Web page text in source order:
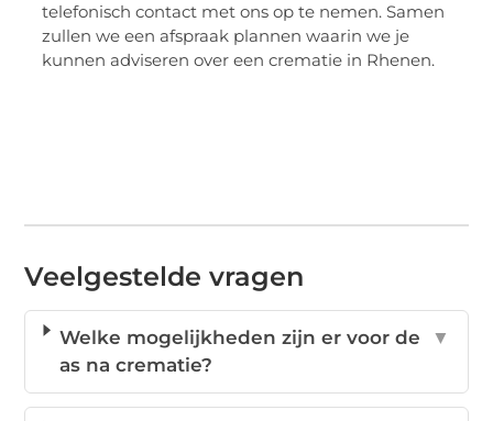
telefonisch contact met ons op te nemen. Samen
zullen we een afspraak plannen waarin we je
kunnen adviseren over een crematie in Rhenen.
Veelgestelde vragen
Welke mogelijkheden zijn er voor de
as na crematie?
▼